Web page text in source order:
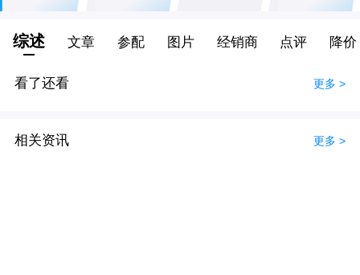
综述 文章 参配 图片 经销商 点评 降价
看了还看 更多 >
相关资讯 更多 >